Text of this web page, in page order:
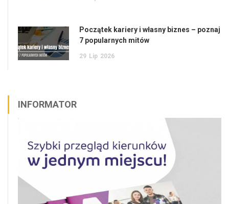
Początek kariery i własny biznes – poznaj
7 popularnych mitów
29 Lip 2026
INFORMATOR